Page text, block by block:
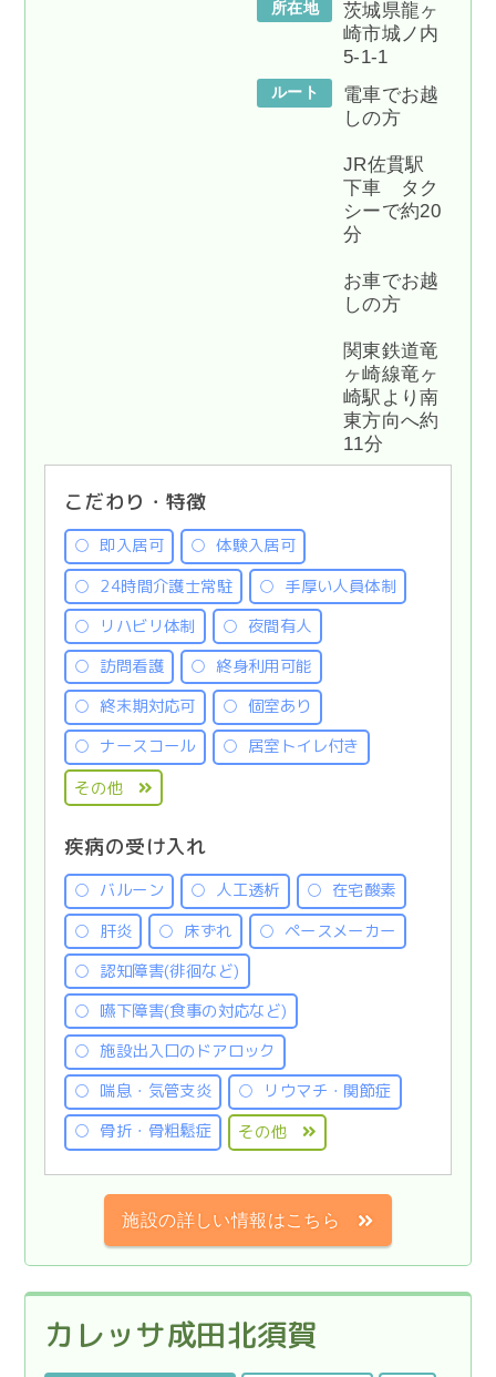
所在地
茨城県龍ヶ
崎市城ノ内
5-1-1
ルート
電車でお越
しの方
JR佐貫駅
下車 タク
シーで約20
分
お車でお越
しの方
関東鉄道竜
ヶ崎線竜ヶ
崎駅より南
東方向へ約
11分
こだわり・特徴
即入居可
体験入居可
24時間介護士常駐
手厚い人員体制
リハビリ体制
夜間有人
訪問看護
終身利用可能
終末期対応可
個室あり
ナースコール
居室トイレ付き
その他
疾病の受け入れ
バルーン 人工透析
在宅酸素
肝炎
床ずれ
ペースメーカー
認知障害(徘徊など)
嚥下障害(食事の対応など)
施設出入口のドアロック
喘息・気管支炎
リウマチ・関節症
骨折・骨粗鬆症
その他
施設の詳しい情報はこちら
カレッサ成田北須賀